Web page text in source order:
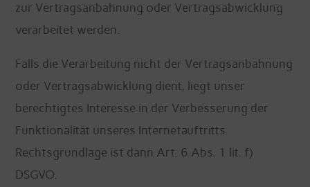
zur Vertragsanbahnung oder Vertragsabwicklung
verarbeitet werden.
Falls die Verarbeitung nicht der Vertragsanbahnung
oder Vertragsabwicklung dient, liegt unser
berechtigtes Interesse in der Verbesserung der
Funktionalität unseres Internetauftritts.
Rechtsgrundlage ist dann Art. 6 Abs. 1 lit. f)
DSGVO.